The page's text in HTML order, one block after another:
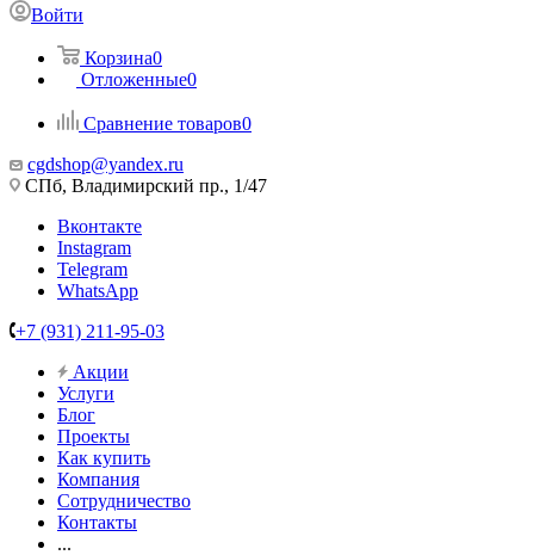
Войти
Корзина0
Отложенные0
Сравнение товаров0
cgdshop@yandex.ru
СПб, Владимирский пр., 1/47
Вконтакте
Instagram
Telegram
WhatsApp
+7 (931) 211-95-03
Акции
Услуги
Блог
Проекты
Как купить
Компания
Сотрудничество
Контакты
...